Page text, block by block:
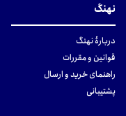
نهنگ
دربارهٔ نهنگ
قوانین و مقررات
راهنمای خرید و ارسال
پشتیبانی